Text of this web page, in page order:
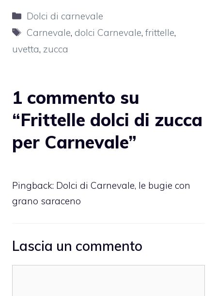
Categorie
Dolci di carnevale
Tag
Carnevale, dolci Carnevale,frittelle,
uvetta, zucca
1 commento su
“Frittelle dolci di zucca
per Carnevale”
Pingback: Dolci di Carnevale, le bugie con
grano saraceno
Lascia un commento